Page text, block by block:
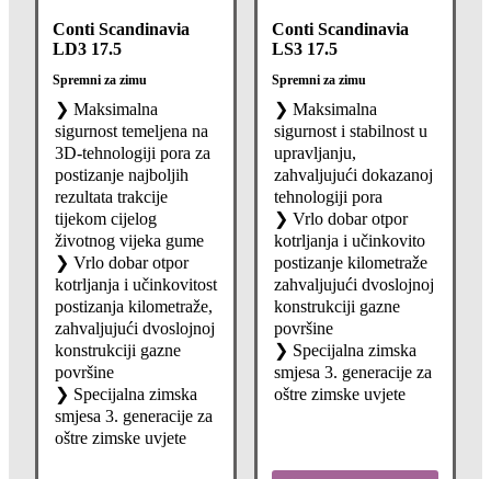
Conti Scandinavia
LD3 17.5
Spremni za zimu
❯ Maksimalna
sigurnost temeljena na
3D-tehnologiji pora za
postizanje najboljih
rezultata trakcije
tijekom cijelog
životnog vijeka gume
❯ Vrlo dobar otpor
kotrljanja i učinkovitost
postizanja kilometraže,
zahvaljujući dvoslojnoj
konstrukciji gazne
površine
❯ Specijalna zimska
smjesa 3. generacije za
oštre zimske uvjete
Conti Scandinavia
LS3 17.5
Spremni za zimu
❯ Maksimalna
sigurnost i stabilnost u
upravljanju,
zahvaljujući dokazanoj
tehnologiji pora
❯ Vrlo dobar otpor
kotrljanja i učinkovito
postizanje kilometraže
zahvaljujući dvoslojnoj
konstrukciji gazne
površine
❯ Specijalna zimska
smjesa 3. generacije za
oštre zimske uvjete